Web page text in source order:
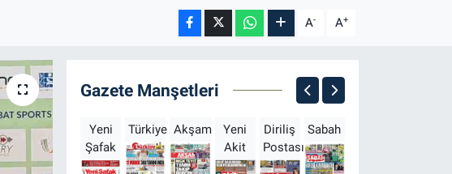
A- A+
Gazete Manşetleri
Yeni
Şafak
Türkiye Akşam
Yeni
Akit
Diriliş
Postası
Sabah